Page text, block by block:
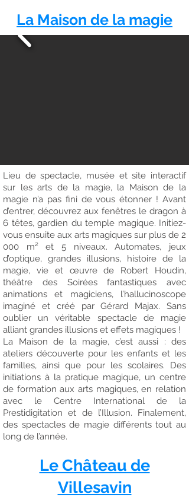
La Maison de la magie
Lieu de spectacle, musée et site interactif
sur les arts de la magie, la Maison de la
magie n’a pas fini de vous étonner ! Avant
d’entrer, découvrez aux fenêtres le dragon à
6 têtes, gardien du temple magique. Initiez-
vous ensuite aux arts magiques sur plus de 2
000 m² et 5 niveaux. Automates, jeux
d’optique, grandes illusions, histoire de la
magie, vie et œuvre de Robert Houdin,
théâtre des Soirées fantastiques avec
animations et magiciens, l’hallucinoscope
imaginé et créé par Gérard Majax. Sans
oublier un véritable spectacle de magie
alliant grandes illusions et effets magiques !
La Maison de la magie, c’est aussi : des
ateliers découverte pour les enfants et les
familles, ainsi que pour les scolaires. Des
initiations à la pratique magique, un centre
de formation aux arts magiques, en relation
avec le Centre International de la
Prestidigitation et de l’Illusion. Finalement,
des spectacles de magie différents tout au
long de l’année.
Le Château de
Villesavin